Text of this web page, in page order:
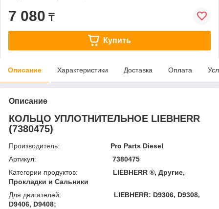
7 080 ₸
Купить
Описание Характеристики Доставка Оплата
Описание
КОЛЬЦО УПЛОТНИТЕЛЬНОЕ LIEBHERR
(7380475)
Производитель:
Pro Parts Diesel
Артикул:
7380475
Категории продуктов:
LIEBHERR ®, Другие,
Прокладки и Сальники
Для двигателей:
LIEBHERR: D9306, D9308,
D9406, D9408;